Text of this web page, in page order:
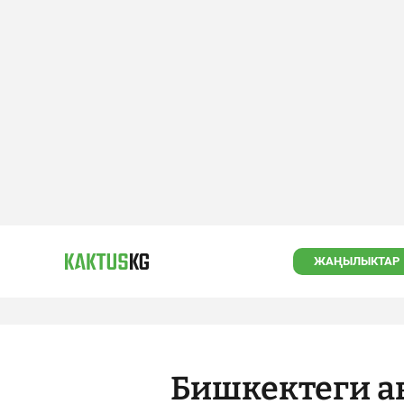
ЖАҢЫЛЫКТАР
Бишкектеги